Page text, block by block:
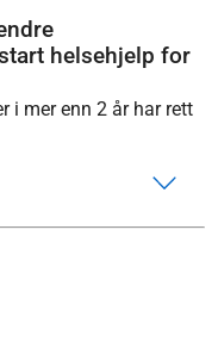
helsehjelp for
i mer enn 2 år har rett